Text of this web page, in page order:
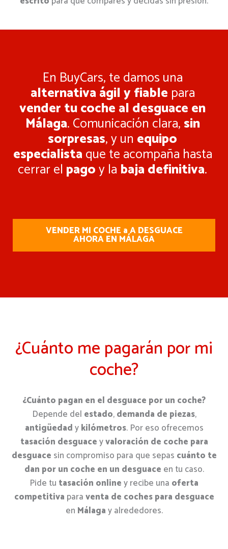
En BuyCars, te damos una
alternativa ágil y fiable para
vender tu coche al desguace en
Málaga. Comunicación clara,sin
sorpresas, y un equipo
especialistaque te acompaña hasta
cerrar el pagoy la baja definitiva.
VENDER MI COCHE a A DESGUACE
AHORA EN MÁLAGA
¿Cuánto me pagarán por mi
coche?
¿Cuánto pagan en el desguace por un coche?
Depende del estado,demanda de piezas,
antigüedadykilómetros. Por eso ofrecemos
tasación desguaceyvaloración de coche para
desguace sin compromiso para que sepas cuánto te
dan por un coche en un desguace en tu caso.
Pide tu tasación onliney recibe una oferta
competitiva paraventa de coches para desguace
en Málagay alrededores.